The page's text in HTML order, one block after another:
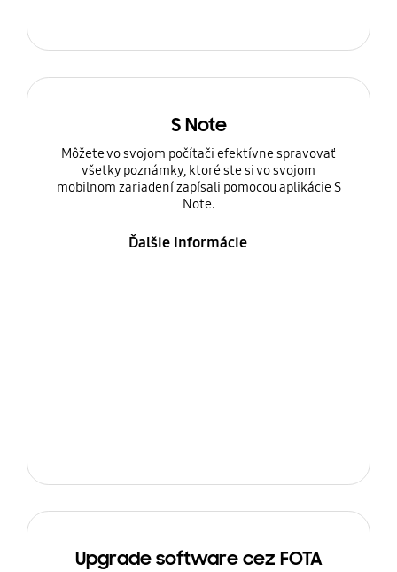
S Note
Môžete vo svojom počítači efektívne spravovať
všetky poznámky, ktoré ste si vo svojom
mobilnom zariadení zapísali pomocou aplikácie S
Note.
Ďalšie Informácie
Upgrade software cez FOTA